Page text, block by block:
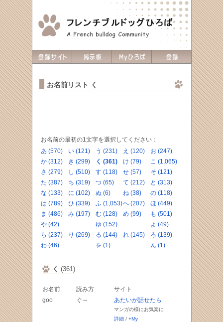
お名前リスト く
お名前の最初の1文字を選択してください：
あ (570)
い (121) う (231) え (120)
お (247)
か (312)
き (299) く (361) け (79)
こ (1,065)
さ (279)
し (510) す (118) せ (57)
そ (121)
た (387)
ち (319) つ (65) て (212)
と (313)
な (133)
に (102) ぬ (6) ね (38)
の (118)
は (789)
ひ (339) ふ (1,053)へ (207)
ほ (449)
ま (486)
み (197) む (128) め (99)
も (501)
や (42)
ゆ (152)
よ (49)
ら (237)
り (269) る (144) れ (145)
ろ (139)
わ (46)
を (1) ん (1)
く (361)
お名前 読み方
サイト
goo
ぐ～ あたいが話せたら
マンガの様にお気楽に
詳細/ +My